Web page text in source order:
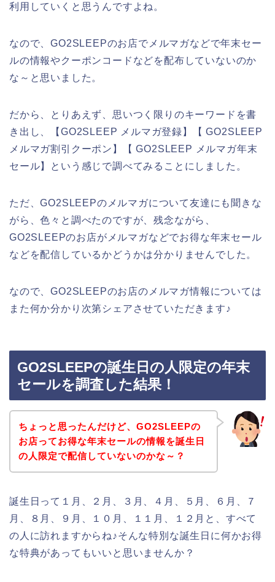
利用していくと思うんですよね。
なので、GO2SLEEPのお店でメルマガなどで年末セー
ルの情報やクーポンコードなどを配布していないのか
な～と思いました。
だから、とりあえず、思いつく限りのキーワードを書
き出し、【GO2SLEEP メルマガ登録】【 GO2SLEEP
メルマガ割引クーポン】【 GO2SLEEP メルマガ年末
セール】という感じで調べてみることにしました。
ただ、GO2SLEEPのメルマガについて友達にも聞きな
がら、色々と調べたのですが、残念ながら、
GO2SLEEPのお店がメルマガなどでお得な年末セール
などを配信しているかどうかは分かりませんでした。
なので、GO2SLEEPのお店のメルマガ情報については
また何か分かり次第シェアさせていただきます♪
GO2SLEEPの誕生日の人限定の年末
セールを調査した結果！
ちょっと思ったんだけど、GO2SLEEPの
お店ってお得な年末セールの情報を誕生日
の人限定で配信していないのかな～？
誕生日って１月、２月、３月、４月、５月、６月、７
月、８月、９月、１０月、１１月、１２月と、すべて
の人に訪れますからね♪そんな特別な誕生日に何かお得
な特典があってもいいと思いませんか？